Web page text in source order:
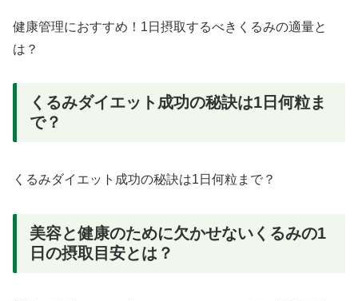
健康管理におすすめ！1日摂取するべきくるみの適量と
は？
くるみダイエット成功の秘訣は1日何粒ま
で？
くるみダイエット成功の秘訣は1日何粒まで？
美容と健康のために欠かせないくるみの1
日の摂取目安とは？